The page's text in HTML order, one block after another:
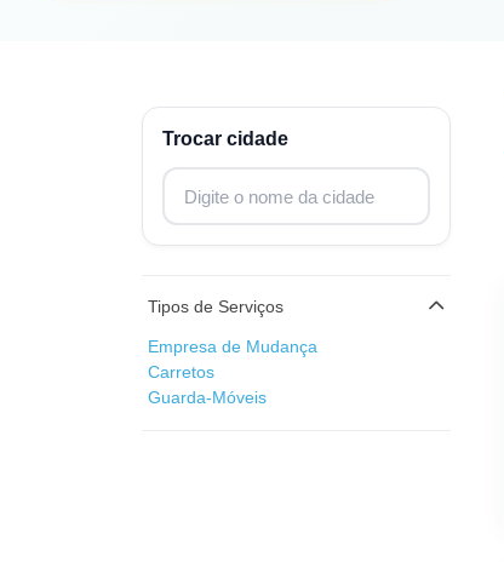
Trocar cidade
Digite o nome da cidade para trocar
Tipos de Serviços
Empresa de Mudança
Carretos
Guarda-Móveis